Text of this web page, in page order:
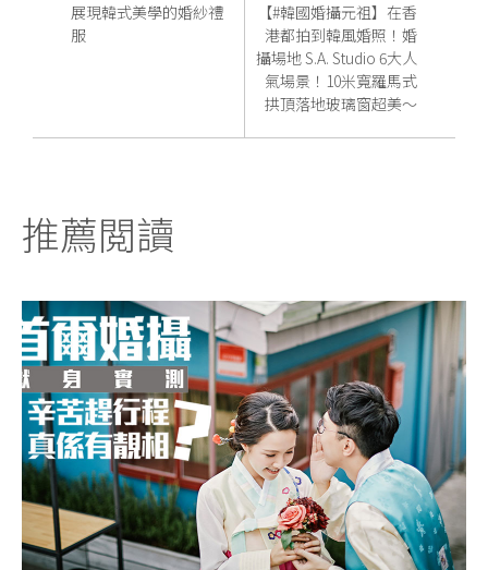
展現韓式美學的婚紗禮
服
【#韓國婚攝元祖】在香
港都拍到韓風婚照！婚
攝場地 S.A. Studio 6大人
氣場景！10米寬羅馬式
拱頂落地玻璃窗超美～
推薦閲讀